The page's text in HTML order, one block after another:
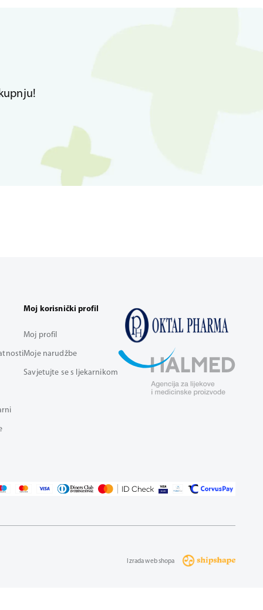
Moj korisnički profil
Moj profil
Moje narudžbe
Savjetujte se s ljekarnikom
Izrada web shopa